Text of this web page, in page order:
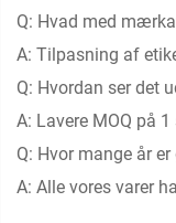
Q: Hvad med
A: Tilpasning af
Q: Hvordan ser det
A: Lavere MOQ på
Q: Hvor mange år
A: Alle vores varer